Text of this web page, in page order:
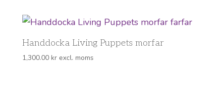
Handdocka Living Puppets morfar
1,300.00 krexcl. moms